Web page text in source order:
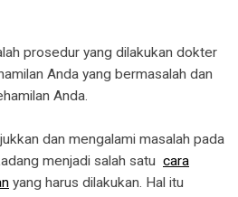
prosedur yang dilakukan dokter
Anda yang bermasalah dan
Anda.
dan mengalami masalah pada
menjadi salah satu cara
yang harus dilakukan. Hal itu